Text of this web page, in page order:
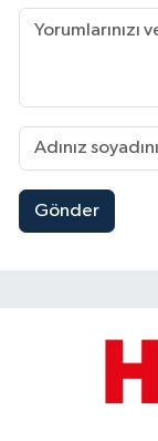
Gönder